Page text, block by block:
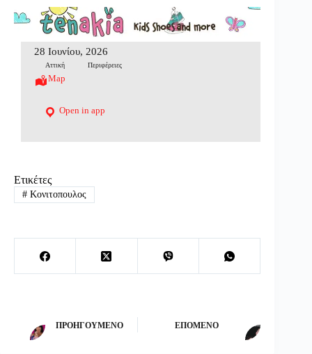
28 Ιουνίου, 2026
Αττική Περιφέρειες
Map
Open in app
Ετικέτες
#Κονιτοπουλος
ΠΡΟΗΓΟΎΜΕΝΟ ΕΠΌΜΕΝΟ